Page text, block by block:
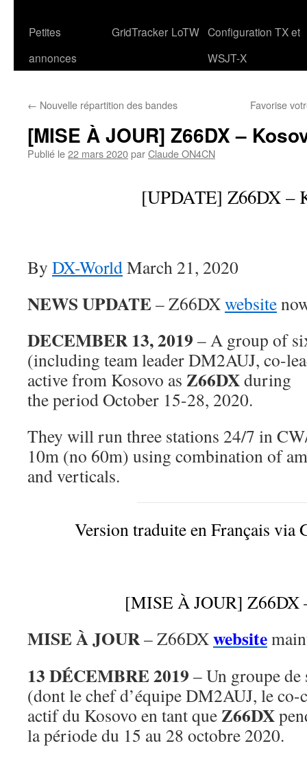
Petites
annonces
GridTracker LoTW Configuration TX et
WSJT-X
← Nouvelle répartition des bandes Favorise
[MISE À JOUR] Z66DX –
Publié le22 mars 2020parClaude ON4CN
[UPDATE] Z66DX –
By DX-WorldMarch 21, 2020
NEWS UPDATE– Z66DXwebsite
DECEMBER 13, 2019 – A group of
(including team leader DM2AUJ, co-
active from Kosovo as Z66DXduring
the period October 15-28, 2020.
They will run three stations 24/7 in
10m (no 60m) using combination of
and verticals.
Version traduite en Français via
[MISE À JOUR] Z66DX
MISE À JOUR– Z66DXwebsite
13 DÉCEMBRE 2019 – Un groupe
(dont le chef d’équipe DM2AUJ, le
actif du Kosovo en tant queZ66DX
la période du 15 au 28 octobre 2020.